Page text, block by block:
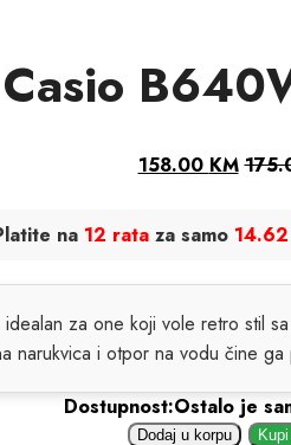
Casio
158.00 KM
na 12 rata za samo
za one koji vole retro stil
narukvica i otpor na vodu čine
Dostupnost:Ostalo je
Dodaj u korpu